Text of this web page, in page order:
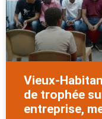
Vieux-
de trophée
entreprise,